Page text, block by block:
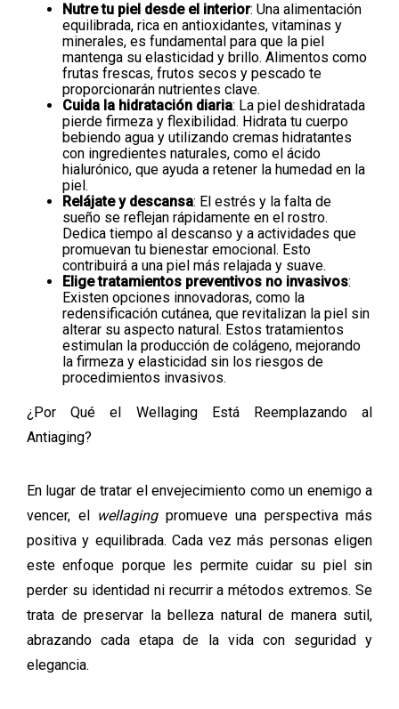
Nutre tu piel desde el interior: Una alimentación
equilibrada, rica en antioxidantes, vitaminas y
minerales, es fundamental para que la piel
mantenga su elasticidad y brillo. Alimentos como
frutas frescas, frutos secos y pescado te
proporcionarán nutrientes clave.
Cuida la hidratación diaria: La piel deshidratada
pierde firmeza y flexibilidad. Hidrata tu cuerpo
bebiendo agua y utilizando cremas hidratantes
con ingredientes naturales, como el ácido
hialurónico, que ayuda a retener la humedad en la
piel.
Relájate y descansa: El estrés y la falta de
sueño se reflejan rápidamente en el rostro.
Dedica tiempo al descanso y a actividades que
promuevan tu bienestar emocional. Esto
contribuirá a una piel más relajada y suave.
Elige tratamientos preventivos no invasivos:
Existen opciones innovadoras, como la
redensificación cutánea, que revitalizan la piel sin
alterar su aspecto natural. Estos tratamientos
estimulan la producción de colágeno, mejorando
la firmeza y elasticidad sin los riesgos de
procedimientos invasivos.
¿Por Qué el Wellaging Está Reemplazando al
Antiaging?
En lugar de tratar el envejecimiento como un enemigo a
vencer, el wellagingpromueve una perspectiva más
positiva y equilibrada. Cada vez más personas eligen
este enfoque porque les permite cuidar su piel sin
perder su identidad ni recurrir a métodos extremos. Se
trata de preservar la belleza natural de manera sutil,
abrazando cada etapa de la vida con seguridad y
elegancia.